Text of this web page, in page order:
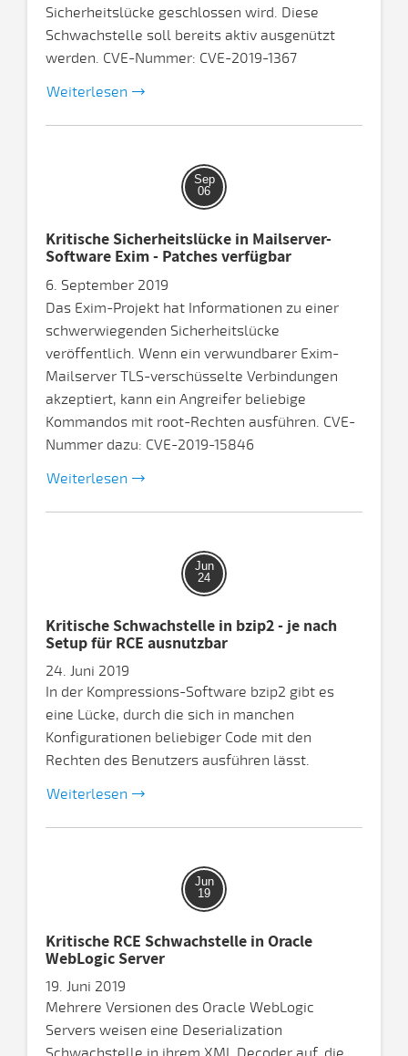
Sicherheitslücke geschlossen wird. Diese
Schwachstelle soll bereits aktiv ausgenützt
werden. CVE-Nummer: CVE-2019-1367
Weiterlesen
Sep
06
Kritische Sicherheitslücke in Mailserver-
Software Exim - Patches verfügbar
6. September 2019
Das Exim-Projekt hat Informationen zu einer
schwerwiegenden Sicherheitslücke
veröffentlich. Wenn ein verwundbarer Exim-
Mailserver TLS-verschüsselte Verbindungen
akzeptiert, kann ein Angreifer beliebige
Kommandos mit root-Rechten ausführen. CVE-
Nummer dazu: CVE-2019-15846
Weiterlesen
Jun
24
Kritische Schwachstelle in bzip2 - je nach
Setup für RCE ausnutzbar
24. Juni 2019
In der Kompressions-Software bzip2 gibt es
eine Lücke, durch die sich in manchen
Konfigurationen beliebiger Code mit den
Rechten des Benutzers ausführen lässt.
Weiterlesen
Jun
19
Kritische RCE Schwachstelle in Oracle
WebLogic Server
19. Juni 2019
Mehrere Versionen des Oracle WebLogic
Servers weisen eine Deserialization